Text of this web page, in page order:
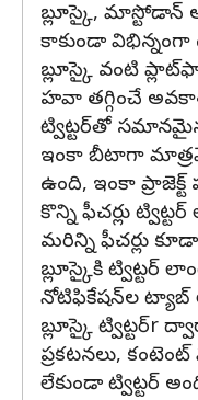
బ్లూస్కై, మాస్టోడాన్
కాకుండా విభిన్నంగా
బ్లూస్కై వంటి
హవా తగ్గించే
ట్విట్టర్‌తో సమానమైన
ఇంకా బీటాగా
ఉంది, ఇంకా
కొన్ని ఫీచర్లు
మరిన్ని ఫీచర్లు
బ్లూస్కైకి ట్విట్టర్
నోటిఫికేషన్‌ల
బ్లూస్కై ట్విట్టర్r
ప్రకటనలు,
లేకుండా ట్విట్టర్